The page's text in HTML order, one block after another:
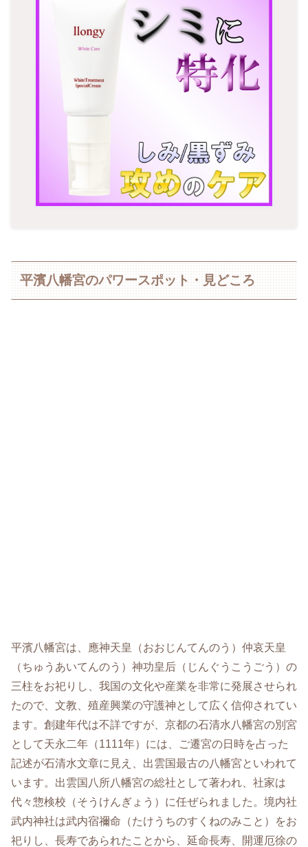
平濱八幡宮のパワースポット・見どころ
平濱八幡宮は、應神天皇（おおじんてんのう）仲哀天皇
（ちゅうあいてんのう）神功皇后（じんぐうこうごう）の
三柱をお祀りし、我国の文化や産業を非常に発展させられ
たので、文教、殖産興業の守護神として広く信仰されてい
ます。創建年代は不詳ですが、京都の石清水八幡宮の別宮
として天永二年（1111年）には、ご遷宮の日時を占った
記述が石清水文章に見え、出雲国最古の八幡宮といわれて
います。出雲国八所八幡宮の総社として著われ、社家は
代々惣検校（そうけんぎょう）に任ぜられました。境内社
武内神社は武内宿禰命（たけうちのすくねのみこと）をお
祀りし、長寿であられたことから、延命長寿、開運厄徐の